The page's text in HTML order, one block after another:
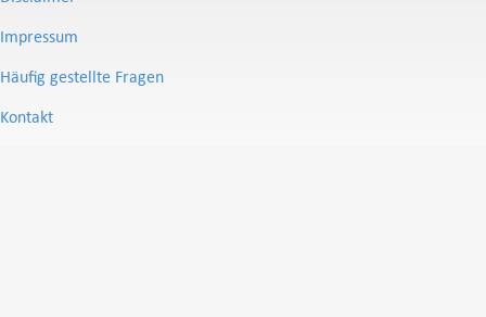
Impressum
Häufig gestellte Fragen
Kontakt